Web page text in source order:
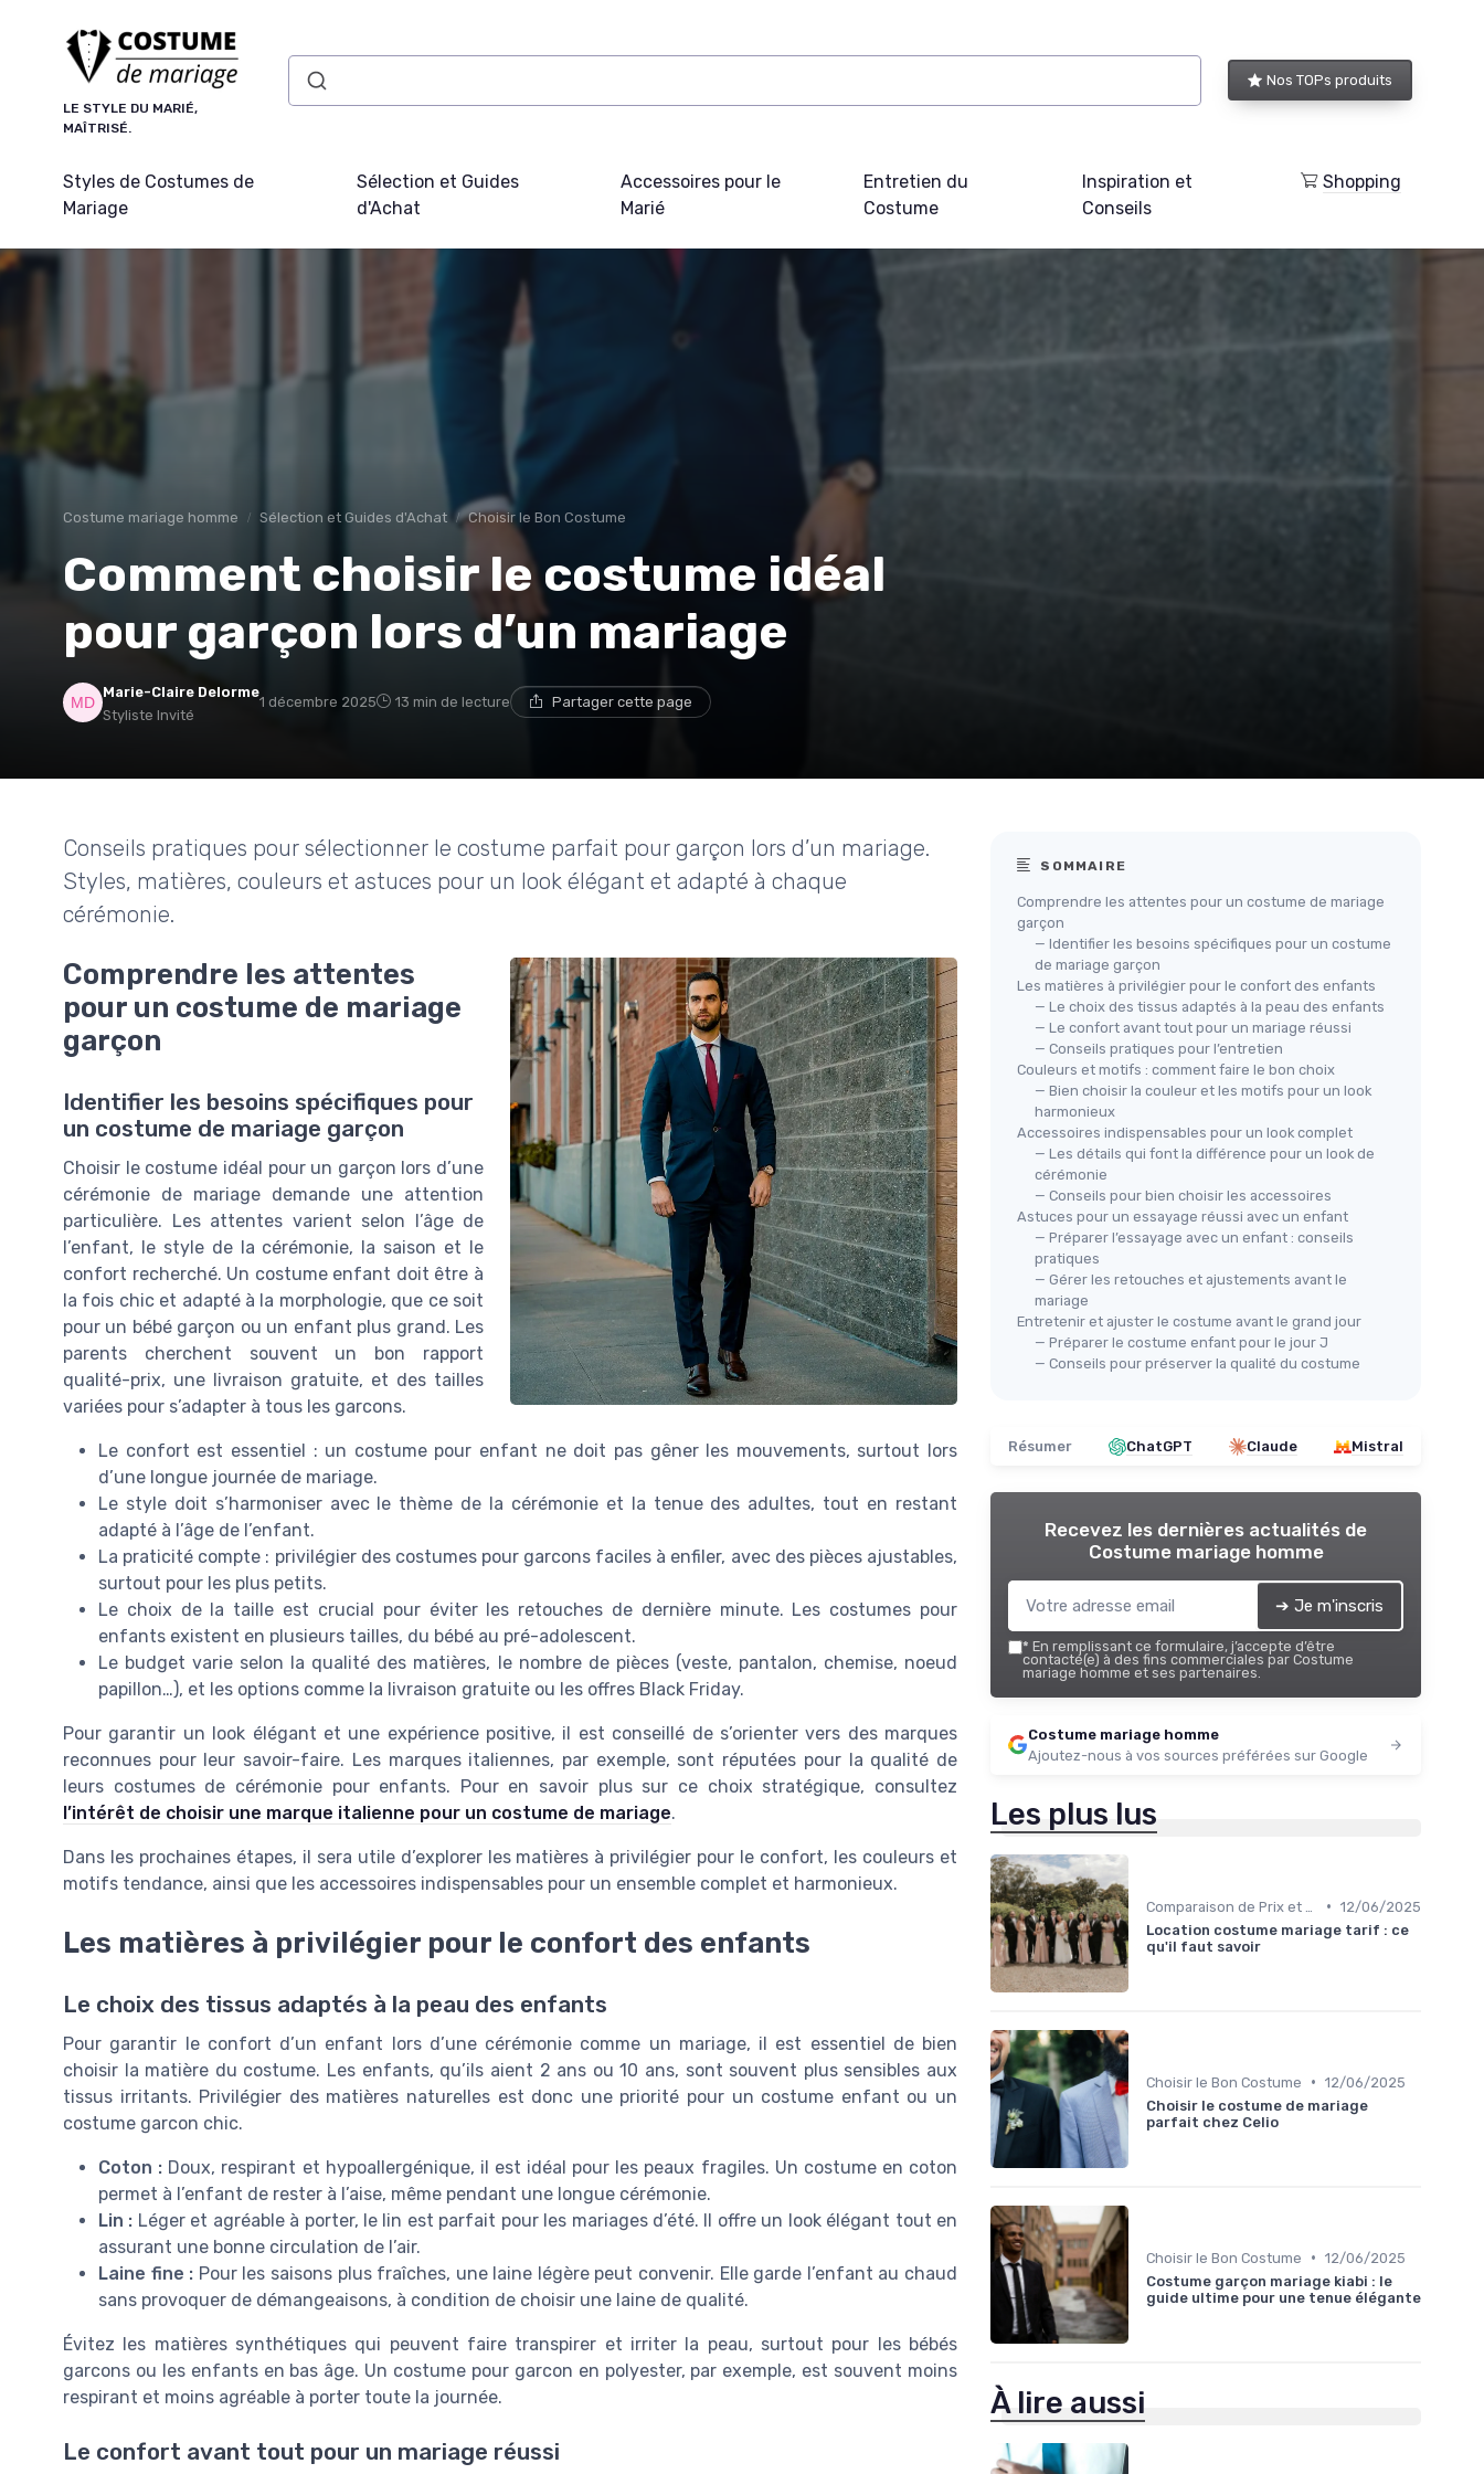
LE STYLE DU MARIÉ,
MAÎTRISÉ.
Nos TOPs produits
Styles de Costumes de
Mariage
Sélection et Guides
d'Achat
Accessoires pour le
Marié
Entretien du
Costume
Inspiration et
Conseils
Shopping
Costume mariage homme Sélection et Guides d'Achat Choisir le Bon Costume
Comment choisir le costume idéal
pour garçon lors d’un mariage
Marie-Claire Delorme
Styliste Invité
1 décembre 2025 13 min de lecture Partager cette page
Conseils pratiques pour sélectionner le costume parfait pour garçon lors d’un mariage.
Styles, matières, couleurs et astuces pour un look élégant et adapté à chaque
cérémonie.
Comprendre les attentes
pour un costume de mariage
garçon
Identifier les besoins spécifiques pour
un costume de mariage garçon
Choisir le costume idéal pour un garçon lors d’une
cérémonie de mariage demande une attention
particulière. Les attentes varient selon l’âge de
l’enfant, le style de la cérémonie, la saison et le
confort recherché. Un costume enfant doit être à
la fois chic et adapté à la morphologie, que ce soit
pour un bébé garçon ou un enfant plus grand. Les
parents cherchent souvent un bon rapport
qualité-prix, une livraison gratuite, et des tailles
variées pour s’adapter à tous les garcons.
Le confort est essentiel : un costume pour enfant ne doit pas gêner les mouvements, surtout lors
d’une longue journée de mariage.
Le style doit s’harmoniser avec le thème de la cérémonie et la tenue des adultes, tout en restant
adapté à l’âge de l’enfant.
La praticité compte : privilégier des costumes pour garcons faciles à enfiler, avec des pièces ajustables,
surtout pour les plus petits.
Le choix de la taille est crucial pour éviter les retouches de dernière minute. Les costumes pour
enfants existent en plusieurs tailles, du bébé au pré-adolescent.
Le budget varie selon la qualité des matières, le nombre de pièces (veste, pantalon, chemise, noeud
papillon…), et les options comme la livraison gratuite ou les offres Black Friday.
Pour garantir un look élégant et une expérience positive, il est conseillé de s’orienter vers des marques
reconnues pour leur savoir-faire. Les marques italiennes, par exemple, sont réputées pour la qualité de
leurs costumes de cérémonie pour enfants. Pour en savoir plus sur ce choix stratégique, consultez
l’intérêt de choisir une marque italienne pour un costume de mariage.
Dans les prochaines étapes, il sera utile d’explorer les matières à privilégier pour le confort, les couleurs et
motifs tendance, ainsi que les accessoires indispensables pour un ensemble complet et harmonieux.
Les matières à privilégier pour le confort des enfants
Le choix des tissus adaptés à la peau des enfants
Pour garantir le confort d’un enfant lors d’une cérémonie comme un mariage, il est essentiel de bien
choisir la matière du costume. Les enfants, qu’ils aient 2 ans ou 10 ans, sont souvent plus sensibles aux
tissus irritants. Privilégier des matières naturelles est donc une priorité pour un costume enfant ou un
costume garcon chic.
Coton : Doux, respirant et hypoallergénique, il est idéal pour les peaux fragiles. Un costume en coton
permet à l’enfant de rester à l’aise, même pendant une longue cérémonie.
Lin : Léger et agréable à porter, le lin est parfait pour les mariages d’été. Il offre un look élégant tout en
assurant une bonne circulation de l’air.
Laine fine : Pour les saisons plus fraîches, une laine légère peut convenir. Elle garde l’enfant au chaud
sans provoquer de démangeaisons, à condition de choisir une laine de qualité.
Évitez les matières synthétiques qui peuvent faire transpirer et irriter la peau, surtout pour les bébés
garcons ou les enfants en bas âge. Un costume pour garcon en polyester, par exemple, est souvent moins
respirant et moins agréable à porter toute la journée.
Le confort avant tout pour un mariage réussi
SOMMAIRE
Comprendre les attentes pour un costume de mariage
garçon
— Identifier les besoins spécifiques pour un costume
de mariage garçon
Les matières à privilégier pour le confort des enfants
— Le choix des tissus adaptés à la peau des enfants
— Le confort avant tout pour un mariage réussi
— Conseils pratiques pour l’entretien
Couleurs et motifs : comment faire le bon choix
— Bien choisir la couleur et les motifs pour un look
harmonieux
Accessoires indispensables pour un look complet
— Les détails qui font la différence pour un look de
cérémonie
— Conseils pour bien choisir les accessoires
Astuces pour un essayage réussi avec un enfant
— Préparer l’essayage avec un enfant : conseils
pratiques
— Gérer les retouches et ajustements avant le
mariage
Entretenir et ajuster le costume avant le grand jour
— Préparer le costume enfant pour le jour J
— Conseils pour préserver la qualité du costume
Résumer ChatGPT Claude Mistral
Recevez les dernières actualités de
Costume mariage homme
➔ Je m'inscris
* En remplissant ce formulaire, j’accepte d’être
contacté(e) à des fins commerciales par Costume
mariage homme et ses partenaires.
Costume mariage homme
Ajoutez-nous à vos sources préférées sur Google
Les plus lus
• 12/06/2025
Location costume mariage tarif : ce
qu'il faut savoir
Choisir le Bon Costume • 12/06/2025
Choisir le costume de mariage
parfait chez Celio
Choisir le Bon Costume • 12/06/2025
Costume garçon mariage kiabi : le
guide ultime pour une tenue élégante
À lire aussi